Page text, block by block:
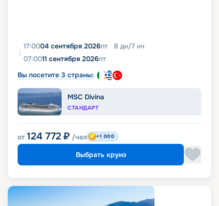
17:0004 сентября 2026пт 8 дн/7 нч
07:0011 сентября 2026пт
Вы посетите 3 страны:
MSC Divina
СТАНДАРТ
от 124 772 ₽ /чел +1 000
Выбрать круиз